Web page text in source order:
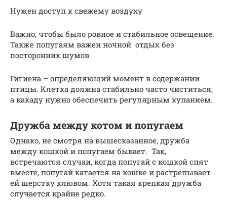
Нужен доступ к свежему воздуху
Важно, чтобы было ровное и стабильное освещение.
Также попугаям важен ночной отдых без
посторонних шумов
Гигиена – определяющий момент в содержании
птицы. Клетка должна стабильно часто чиститься,
а какаду нужно обеспечить регулярным купанием.
Дружба между котом и попугаем
Однако, не смотря на вышесказанное, дружба
между кошкой и попугаем бывает. Так,
встречаются случаи, когда попугай с кошкой спят
вместе, попугай катается на кошке и растрепывает
ей шерстку клювом. Хотя такая крепкая дружба
случается крайне редко.